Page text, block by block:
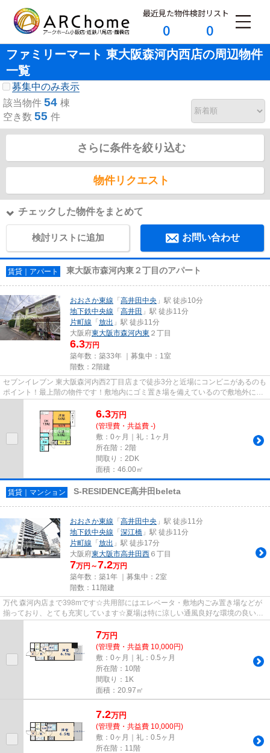
最近見た物件
0
検討リスト
0
ファミリーマート 東大阪森河内西店の周辺物件
一覧
募集中のみ表示
該当物件 54 棟
空き数 55 件
さらに条件を絞り込む
物件リクエスト
チェックした物件をまとめて
検討リストに追加 お問い合わせ
賃貸｜アパート 東大阪市森河内東２丁目のアパート
おおさか東線 「高井田中央 」駅 徒歩10分
地下鉄中央線 「高井田 」駅 徒歩11分
片町線 「放出 」駅 徒歩11分
大阪府東大阪市森河内東 ２丁目
6.3万円
築年数：築33年 ｜募集中： 1室
階数：2階建
セブンイレブン 東大阪森河内西2丁目店まで徒歩3分と近場にコンビニがあるのも
ポイント！最上階の物件です！敷地内にゴミ置き場を備えているので敷地外に出
る必要が無く、ごみ出しが短...
6.3万円
(管理費・共益費 -)
敷：0ヶ月｜礼：1ヶ月
所在階：2階
間取り：2DK
面積：46.00㎡
賃貸｜マンション S-RESIDENCE高井田beleta
おおさか東線 「高井田中央 」駅 徒歩11分
地下鉄中央線 「深江橋 」駅 徒歩11分
片町線 「放出 」駅 徒歩17分
大阪府東大阪市高井田西 ６丁目
7万円～7.2万円
築年数：築1年 ｜募集中： 2室
階数：11階建
万代 森河内店まで398mです☆共用部にはエレベータ・敷地内ごみ置き場などが
揃っており、とても充実しています☆夏場は特に涼しい通風良好な環境の良い快
適空間をどうぞ☆利便性の高い設...
7万円
(管理費・共益費 10,000円)
敷：0ヶ月｜礼：0.5ヶ月
所在階：10階
間取り：1K
面積：20.97㎡
7.2万円
(管理費・共益費 10,000円)
敷：0ヶ月｜礼：0.5ヶ月
所在階：11階